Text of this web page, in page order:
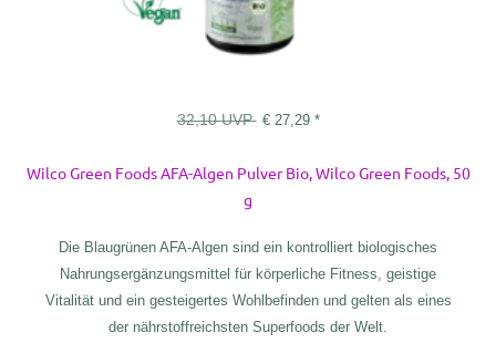
32,10UVP €27,29 *
Wilco Green Foods AFA-Algen Pulver Bio, Wilco Green Foods, 50
g
Die Blaugrünen AFA-Algen sind ein kontrolliert biologisches
Nahrungsergänzungsmittel für körperliche Fitness, geistige
Vitalität und ein gesteigertes Wohlbefinden und gelten als eines
der nährstoffreichsten Superfoods der Welt.